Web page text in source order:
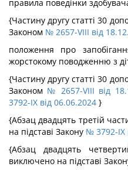
правила поведінки
{Частину другу статті 30
Законом № 2657-VIII від
положення про
жорстокому поводженню з
{Частину другу статті 30
Законом № 2657-VIII від
3792-IX від 06.06.2024 }
{Абзац двадцять третій
на підставі Закону № 3792-IX
{Абзац двадцять
виключено на підставі